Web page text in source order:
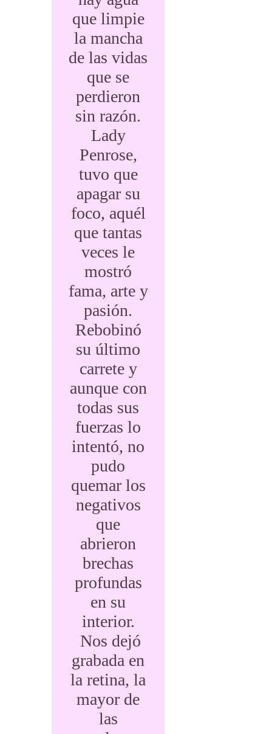
que limpie
la mancha
de las vidas
que se
perdieron
sin razón.
Lady
Penrose,
tuvo que
apagar su
foco, aquél
que tantas
veces le
mostró
fama, arte y
pasión.
Rebobinó
su último
carrete y
aunque con
todas sus
fuerzas lo
intentó, no
pudo
quemar los
negativos
que
abrieron
brechas
profundas
en su
interior.
Nos dejó
grabada en
la retina, la
mayor de
las